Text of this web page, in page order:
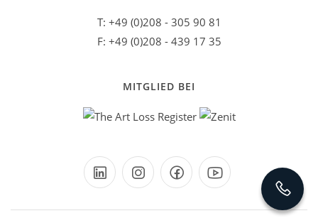
T: +49 (0)208 - 305 90 81
F: +49 (0)208 - 439 17 35
MITGLIED BEI